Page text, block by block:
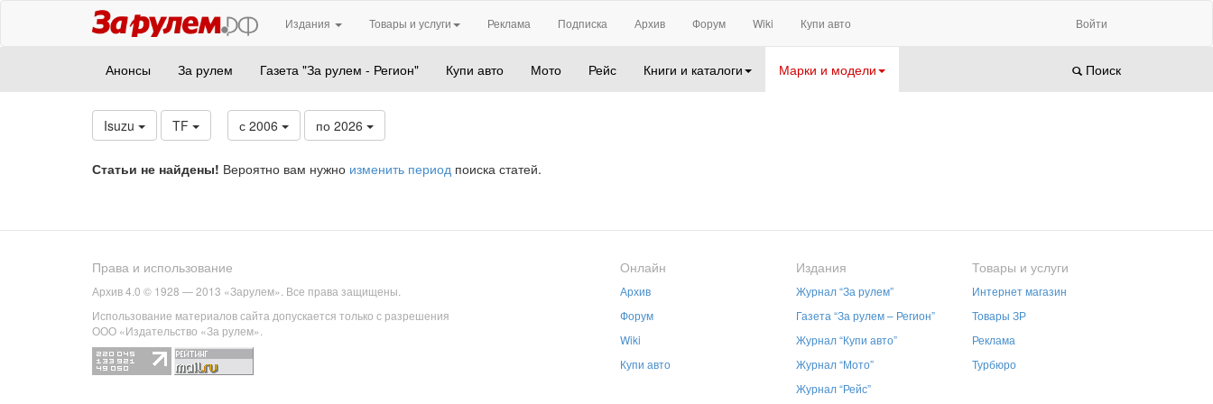
Издания Товары и услуги Реклама Подписка Архив Форум Wiki Купи авто Войти
Анонсы За рулем Газета "За рулем - Регион" Купи авто Мото Рейс Книги и каталоги Марки и модели Поиск
Isuzu TF с 2006 по 2026
Статьи не найдены! Вероятно вам нужно изменить период поиска статей.
Права и использование
Архив 4.0 © 1928 — 2013 «Зарулем». Все права защищены.
Использование материалов сайта допускается только с разрешения
ООО «Издательство «За рулем».
Онлайн
Архив
Форум
Wiki
Купи авто
Издания
Журнал “За рулем”
Газета “За рулем – Регион”
Журнал “Купи авто”
Журнал “Мото”
Журнал “Рейс”
Товары и услуги
Интернет магазин
Товары ЗР
Реклама
Турбюро